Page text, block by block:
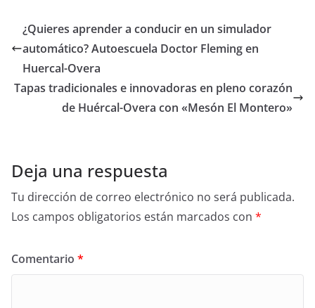
¿Quieres aprender a conducir en un simulador
automático? Autoescuela Doctor Fleming en
Huercal-Overa
Tapas tradicionales e innovadoras en pleno corazón
de Huércal-Overa con «Mesón El Montero»
Deja una respuesta
Tu dirección de correo electrónico no será publicada.
Los campos obligatorios están marcados con *
Comentario *